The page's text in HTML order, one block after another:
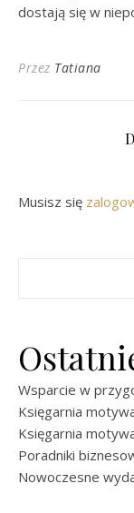
dostają się w
Przez Tatiana
Musisz się
Wsparcie w
Księgarnia
Księgarnia
Poradniki
Nowoczesne